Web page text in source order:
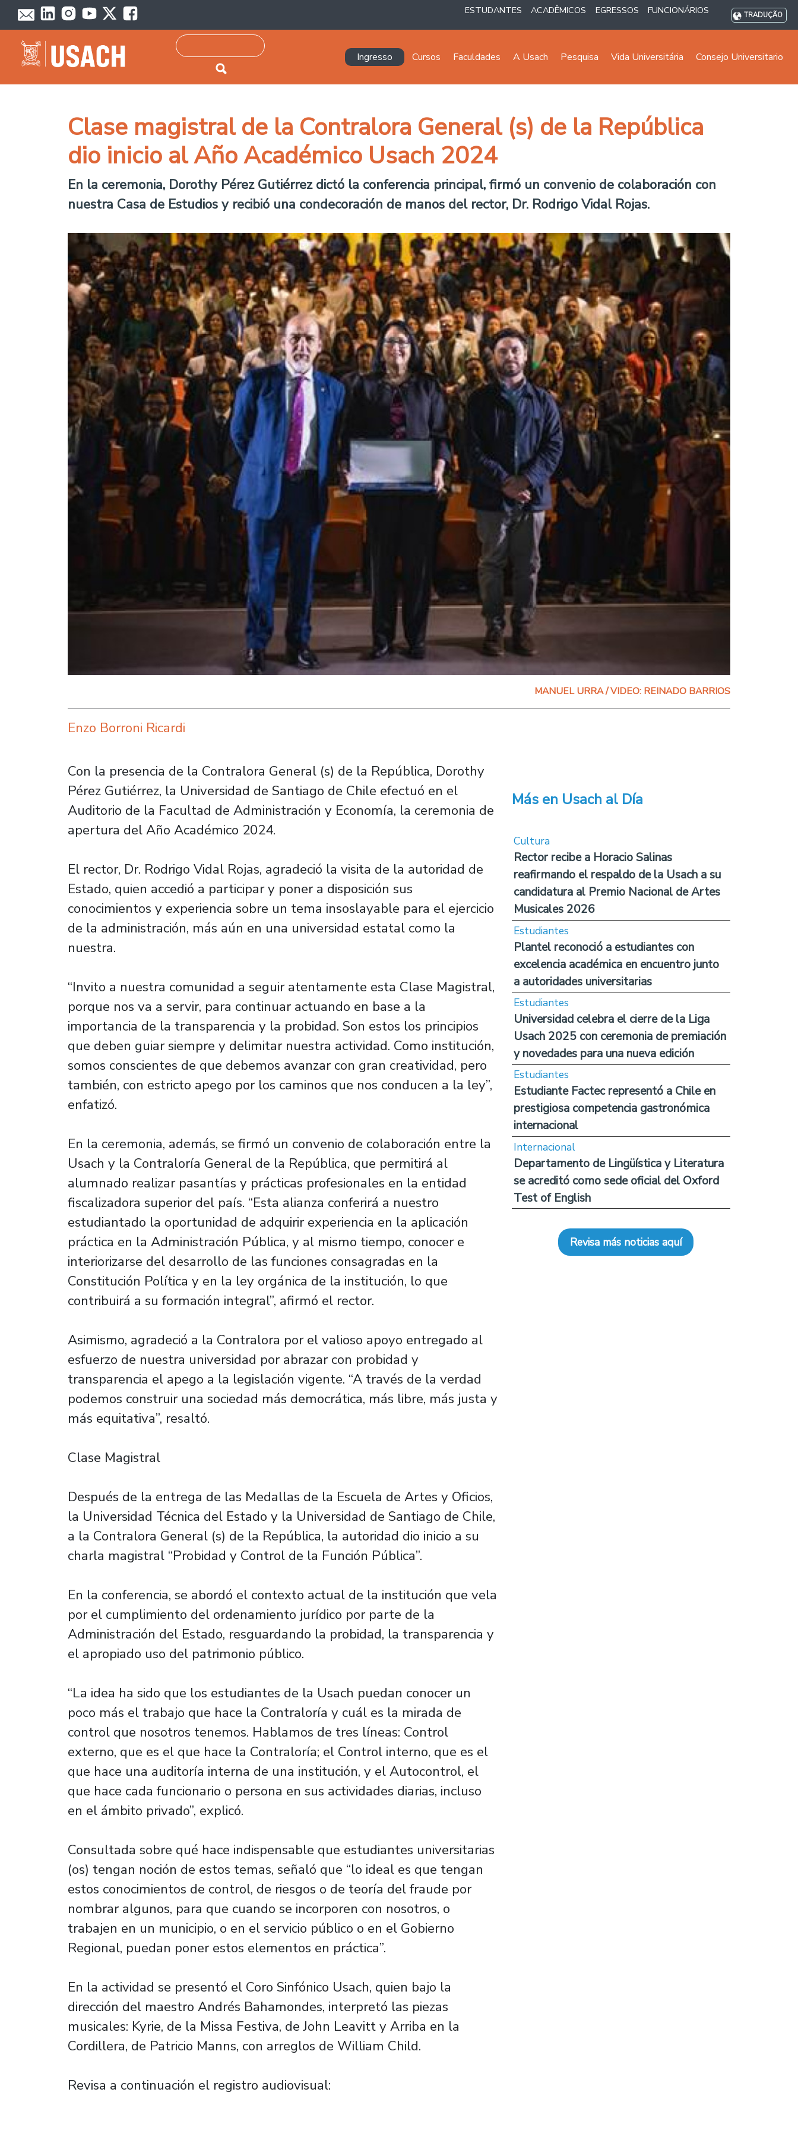
Passar para o conteúdo principal ESTUDANTES ACADÊMICOS EGRESSOS FUNCIONÁRIOS TRADUÇÃO
Pesquisar
Navegación principal
Ingresso Cursos Faculdades A Usach Pesquisa Vida Universitária Consejo Universitario
Clase magistral de la Contralora General (s) de la República
dio inicio al Año Académico Usach 2024
En la ceremonia, Dorothy Pérez Gutiérrez dictó la conferencia principal, firmó un convenio de colaboración con
nuestra Casa de Estudios y recibió una condecoración de manos del rector, Dr. Rodrigo Vidal Rojas.
MANUEL URRA / VIDEO: REINADO BARRIOS
Enzo Borroni Ricardi
Con la presencia de la Contralora General (s) de la República, Dorothy
Pérez Gutiérrez, la Universidad de Santiago de Chile efectuó en el
Auditorio de la Facultad de Administración y Economía, la ceremonia de
apertura del Año Académico 2024.
El rector, Dr. Rodrigo Vidal Rojas, agradeció la visita de la autoridad de
Estado, quien accedió a participar y poner a disposición sus
conocimientos y experiencia sobre un tema insoslayable para el ejercicio
de la administración, más aún en una universidad estatal como la
nuestra.
“Invito a nuestra comunidad a seguir atentamente esta Clase Magistral,
porque nos va a servir, para continuar actuando en base a la
importancia de la transparencia y la probidad. Son estos los principios
que deben guiar siempre y delimitar nuestra actividad. Como institución,
somos conscientes de que debemos avanzar con gran creatividad, pero
también, con estricto apego por los caminos que nos conducen a la ley”,
enfatizó.
En la ceremonia, además, se firmó un convenio de colaboración entre la
Usach y la Contraloría General de la República, que permitirá al
alumnado realizar pasantías y prácticas profesionales en la entidad
fiscalizadora superior del país. “Esta alianza conferirá a nuestro
estudiantado la oportunidad de adquirir experiencia en la aplicación
práctica en la Administración Pública, y al mismo tiempo, conocer e
interiorizarse del desarrollo de las funciones consagradas en la
Constitución Política y en la ley orgánica de la institución, lo que
contribuirá a su formación integral”, afirmó el rector.
Asimismo, agradeció a la Contralora por el valioso apoyo entregado al
esfuerzo de nuestra universidad por abrazar con probidad y
transparencia el apego a la legislación vigente. “A través de la verdad
podemos construir una sociedad más democrática, más libre, más justa y
más equitativa”, resaltó.
Clase Magistral
Después de la entrega de las Medallas de la Escuela de Artes y Oficios,
la Universidad Técnica del Estado y la Universidad de Santiago de Chile,
a la Contralora General (s) de la República, la autoridad dio inicio a su
charla magistral “Probidad y Control de la Función Pública”.
En la conferencia, se abordó el contexto actual de la institución que vela
por el cumplimiento del ordenamiento jurídico por parte de la
Administración del Estado, resguardando la probidad, la transparencia y
el apropiado uso del patrimonio público.
“La idea ha sido que los estudiantes de la Usach puedan conocer un
poco más el trabajo que hace la Contraloría y cuál es la mirada de
control que nosotros tenemos. Hablamos de tres líneas: Control
externo, que es el que hace la Contraloría; el Control interno, que es el
que hace una auditoría interna de una institución, y el Autocontrol, el
que hace cada funcionario o persona en sus actividades diarias, incluso
en el ámbito privado”, explicó.
Consultada sobre qué hace indispensable que estudiantes universitarias
(os) tengan noción de estos temas, señaló que “lo ideal es que tengan
estos conocimientos de control, de riesgos o de teoría del fraude por
nombrar algunos, para que cuando se incorporen con nosotros, o
trabajen en un municipio, o en el servicio público o en el Gobierno
Regional, puedan poner estos elementos en práctica”.
En la actividad se presentó el Coro Sinfónico Usach, quien bajo la
dirección del maestro Andrés Bahamondes, interpretó las piezas
musicales: Kyrie, de la Missa Festiva, de John Leavitt y Arriba en la
Cordillera, de Patricio Manns, con arreglos de William Child.
Revisa a continuación el registro audiovisual:
Más en Usach al Día
Cultura
Rector recibe a Horacio Salinas
reafirmando el respaldo de la Usach a su
candidatura al Premio Nacional de Artes
Musicales 2026
Estudiantes
Plantel reconoció a estudiantes con
excelencia académica en encuentro junto
a autoridades universitarias
Estudiantes
Universidad celebra el cierre de la Liga
Usach 2025 con ceremonia de premiación
y novedades para una nueva edición
Estudiantes
Estudiante Factec representó a Chile en
prestigiosa competencia gastronómica
internacional
Internacional
Departamento de Lingüística y Literatura
se acreditó como sede oficial del Oxford
Test of English
Revisa más noticias aquí